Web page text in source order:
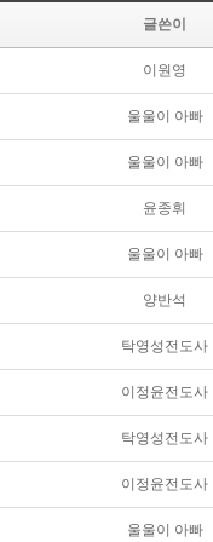
글쓴이
이원영
울울이 아빠
울울이 아빠
윤종휘
울울이 아빠
양반석
탁영성전도사
이정윤전도사
탁영성전도사
이정윤전도사
울울이 아빠